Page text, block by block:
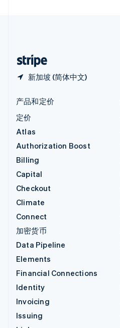
新加坡 (简体中文)
产品和定价
定价
Atlas
Authorization Boost
Billing
Capital
Checkout
Climate
Connect
加密货币
Data Pipeline
Elements
Financial Connections
Identity
Invoicing
Issuing